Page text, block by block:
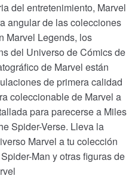
del entretenimiento, Marvel
angular de las colecciones
Marvel Legends, los
del Universo de Cómics de
de Marvel están
de primera calidad
coleccionable de Marvel a
para parecerse a Miles
Spider-Verse. Lleva la
Marvel a tu colección
Man y otras figuras de